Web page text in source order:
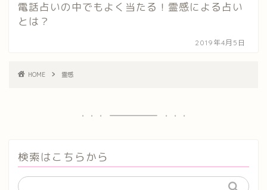
電話占いの中でもよく当たる！霊感による占い
とは？
2019年4月5日
HOME 霊感
検索はこちらから